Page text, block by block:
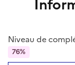
Niveau de
76%